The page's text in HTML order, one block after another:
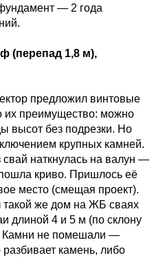
— 2 года
(перепад 1,8 м),
предложил винтовые
их преимущество: можно
высот без подрезки. Но
крупных камней.
наткнулась на валун —
криво. Пришлось её
место (смещая проект).
такой же дом на ЖБ сваях
длиной 4 и 5 м (по склону
Камни не помешали —
камень, либо